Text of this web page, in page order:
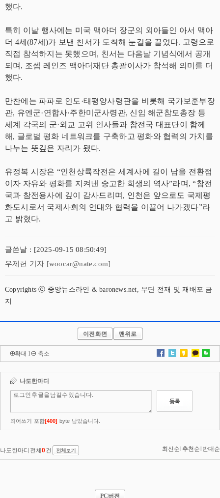
했다.
특히 이날 행사에는 미국 맥아더 장군의 외아들인 아서 맥아
더 4세(87세)가 보낸 친서가 도착해 눈길을 끌었다. 고령으로
직접 참석하지는 못했으며, 친서는 다음날 기념식에서 공개
되며, 조셉 레인즈 맥아더재단 총괄이사가 참석해 의미를 더
했다.
만찬에는 파파로 인도·태평양사령관을 비롯해 국가보훈부장
관, 유엔군·연합사·주한미군사령관, 신임 해군참모총장 등
세계 각국의 군·외교 고위 인사들과 참전국 대표단이 함께
해, 글로벌 평화 네트워크를 구축하고 평화와 협력의 가치를
나누는 뜻깊은 자리가 됐다.
유정복 시장은 “인천상륙작전은 세계사에 길이 남을 전환점
이자 자유와 평화를 지켜낸 숭고한 희생의 역사”라며, “참전
국과 참전용사에 깊이 감사드리며, 인천은 앞으로도 국제평
화도시로서 국제사회의 연대와 협력을 이끌어 나가겠다”라
고 밝혔다.
글쓴날 : [2025-09-15 08:50:49]
우제헌 기자 [woocar@nate.com]
Copyrights ⓒ 중앙뉴스라인 & baronews.net, 무단 전재 및 재배포 금
지
이전화면 맨위로
확대 l 축소
PC버전